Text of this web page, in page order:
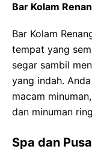
Bar Kolam
Bar Kolam
tempat yang
segar sambil
yang indah.
macam
dan minuman
Spa dan